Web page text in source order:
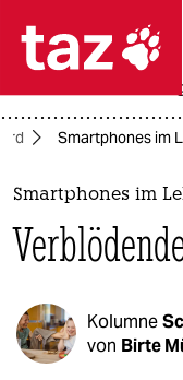

themen
politik
öko
gesellschaft
Smartphones im
Smartphones im
Kolumne
von Birte